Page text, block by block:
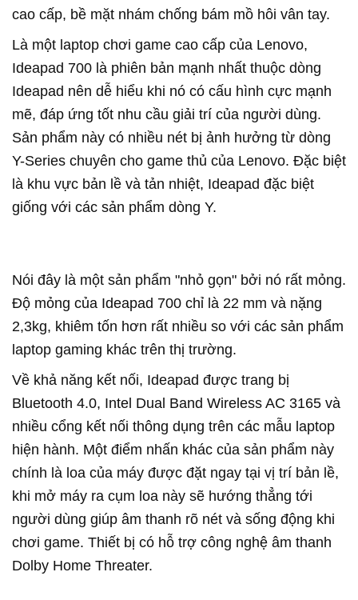
cao cấp, bề mặt nhám chống bám mồ hôi vân tay.
Là một laptop chơi game cao cấp của Lenovo,
Ideapad 700 là phiên bản mạnh nhất thuộc dòng
Ideapad nên dễ hiểu khi nó có cấu hình cực mạnh
mẽ, đáp ứng tốt nhu cầu giải trí của người dùng.
Sản phẩm này có nhiều nét bị ảnh hưởng từ dòng
Y-Series chuyên cho game thủ của Lenovo. Đặc biệt
là khu vực bản lề và tản nhiệt, Ideapad đặc biệt
giống với các sản phẩm dòng Y.
Nói đây là một sản phẩm "nhỏ gọn" bởi nó rất mỏng.
Độ mỏng của Ideapad 700 chỉ là 22 mm và nặng
2,3kg, khiêm tốn hơn rất nhiều so với các sản phẩm
laptop gaming khác trên thị trường.
Về khả năng kết nối, Ideapad được trang bị
Bluetooth 4.0, Intel Dual Band Wireless AC 3165 và
nhiều cổng kết nối thông dụng trên các mẫu laptop
hiện hành. Một điểm nhấn khác của sản phẩm này
chính là loa của máy được đặt ngay tại vị trí bản lề,
khi mở máy ra cụm loa này sẽ hướng thẳng tới
người dùng giúp âm thanh rõ nét và sống động khi
chơi game. Thiết bị có hỗ trợ công nghệ âm thanh
Dolby Home Threater.